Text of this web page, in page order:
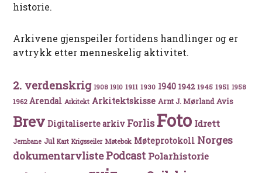
historie.
Arkivene gjenspeiler fortidens handlinger og er
avtrykk etter menneskelig aktivitet.
2. verdenskrig 1908 1910 1911 1930 1940 1942 1945 1951 1958
1962 Arendal Arkitekt Arkitektskisse Arnt J. Mørland Avis
Brev Digitaliserte arkiv Forlis Foto Idrett
Jernbane Jul Kart Krigsseiler Møtebok Møteprotokoll Norges
dokumentarvlistePodcast Polarhistorie